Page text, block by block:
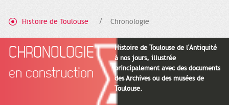
Histoire de Toulouse Chronologie
CHRONOLOGIE
en construction
Histoire de Toulouse de l'Antiquité
à nos jours, illustrée
principalement avec des documents
des Archives ou des musées de
Toulouse.